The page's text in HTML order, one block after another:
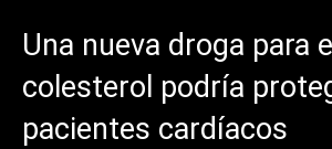
Una nueva droga para el
colesterol podría
pacientes cardíacos